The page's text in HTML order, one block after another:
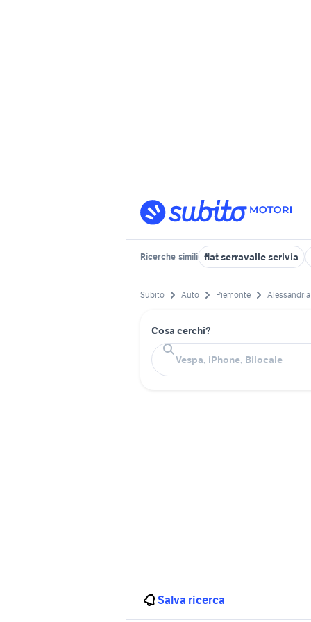
Ricerche simili fiat serravalle scrivia
Subito Auto Piemonte
Cosa cerchi?
Salva ricerca